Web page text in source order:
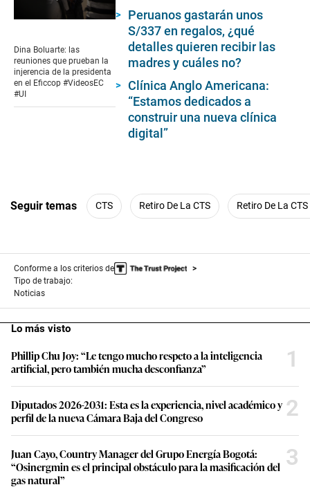
of
9
minutes,
24
seconds
Dina Boluarte: las
reuniones que prueban la
injerencia de la presidenta
en el Eficcop #VideosEC
#UI
Peruanos gastarán unos
S/337 en regalos, ¿qué
detalles quieren recibir las
madres y cuáles no?
Clínica Anglo Americana:
“Estamos dedicados a
construir una nueva clínica
digital”
Seguir temas CTS Retiro De La CTS Retiro De La
Conforme a los criterios de
Tipo de trabajo:
Noticias
Lo más visto
Phillip Chu Joy: “Le tengo mucho respeto a la inteligencia
artificial, pero también mucha desconfianza”
1
Diputados 2026-2031: Esta es la experiencia, nivel académico y
perfil de la nueva Cámara Baja del Congreso
2
Juan Cayo, Country Manager del Grupo Energía Bogotá:
“Osinergmin es el principal obstáculo para la masificación del
gas natural”
3